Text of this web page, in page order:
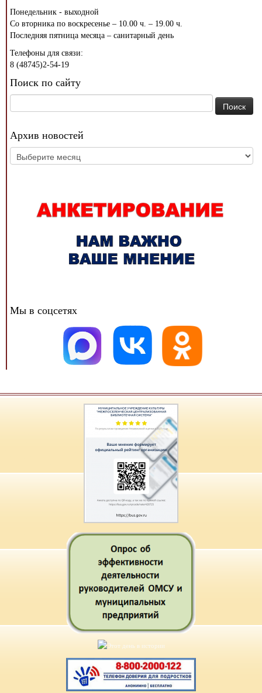
Понедельник - выходной
Со вторника по воскресенье – 10.00 ч. – 19.00 ч.
Последняя пятница месяца – санитарный день
Телефоны для связи:
8 (48745)2-54-19
Поиск по сайту
Архив новостей
Архив
новостей
Мы в соцсетях